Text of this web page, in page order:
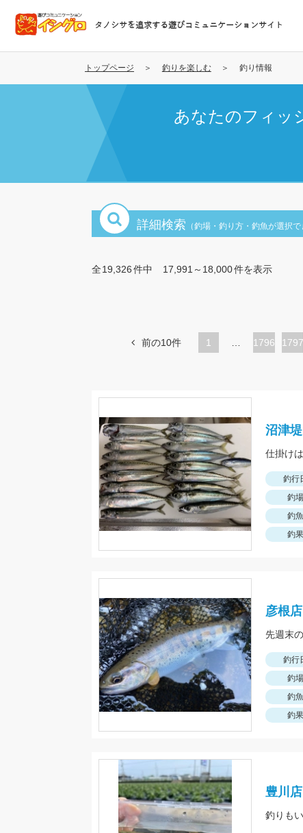
コ
テ
タノシサを追求する遊びコミュニケーションサイト
トップページ 釣りを楽しむ 釣り情報
あなたのフィッ
詳細検索 （釣場・釣り方・釣魚が選択で
全19,326件中 17,991～18,000件を表示
前の10件 1
ペ
1796
ペ
1797
沼津
釣行
釣場
釣魚
釣果
彦根
釣行
釣場
釣魚
釣果
豊川
釣りも